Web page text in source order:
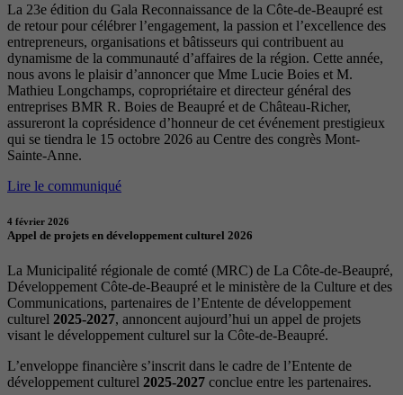
La 23e édition du Gala Reconnaissance de la Côte-de-Beaupré est
de retour pour célébrer l’engagement, la passion et l’excellence des
entrepreneurs, organisations et bâtisseurs qui contribuent au
dynamisme de la communauté d’affaires de la région. Cette année,
nous avons le plaisir d’annoncer que Mme Lucie Boies et M.
Mathieu Longchamps, copropriétaire et directeur général des
entreprises BMR R. Boies de Beaupré et de Château-Richer,
assureront la coprésidence d’honneur de cet événement prestigieux
qui se tiendra le 15 octobre 2026 au Centre des congrès Mont-
Sainte-Anne.
Lire le communiqué
4 février 2026
Appel de projets en développement culturel 2026
La Municipalité régionale de comté (MRC) de La Côte-de-Beaupré,
Développement Côte-de-Beaupré et le ministère de la Culture et des
Communications, partenaires de l’Entente de développement
culturel 2025-2027, annoncent aujourd’hui un appel de projets
visant le développement culturel sur la Côte-de-Beaupré.
L’enveloppe financière s’inscrit dans le cadre de l’Entente de
développement culturel 2025-2027 conclue entre les partenaires.